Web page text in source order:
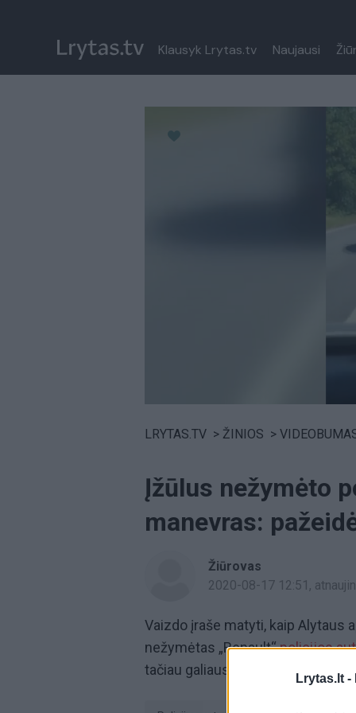
Lrytas.lt -
Klausyk Lrytas.tv Naujausi
LRYTAS.TV > ŽINIOS >
Įžūlus nežymėto
manevras:
Žiūrovas
2020-08-17 12:51 ,
Vaizdo įraše matyti, kaip Alytaus
nežymėtas „Renault“policijos
tačiau galiausiai nusprendžia jį